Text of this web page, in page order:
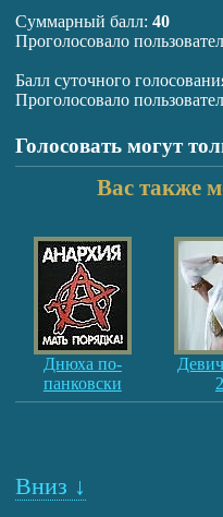
Суммарный балл: 40
Проголосовало
Балл суточного
Проголосовало
Голосовать могут
Вас также
Днюха по-
панковски
Вниз ↓